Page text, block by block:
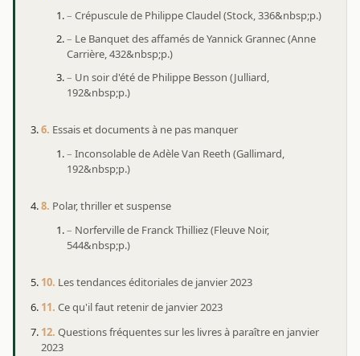
Crépuscule de Philippe Claudel (Stock, 336&nbsp;p.)
Le Banquet des affamés de Yannick Grannec (Anne
Carrière, 432&nbsp;p.)
Un soir d'été de Philippe Besson (Julliard,
192&nbsp;p.)
Essais et documents à ne pas manquer
Inconsolable de Adèle Van Reeth (Gallimard,
192&nbsp;p.)
Polar, thriller et suspense
Norferville de Franck Thilliez (Fleuve Noir,
544&nbsp;p.)
Les tendances éditoriales de janvier 2023
Ce qu'il faut retenir de janvier 2023
Questions fréquentes sur les livres à paraître en janvier
2023